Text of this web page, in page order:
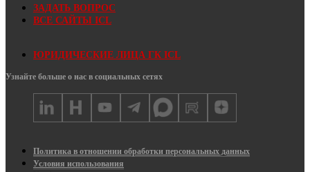
ЗАДАТЬ ВОПРОС
ВСЕ САЙТЫ ICL
ЮРИДИЧЕСКИЕ ЛИЦА ГК ICL
Узнайте больше о нас в социальных сетях
Политика в отношении обработки персональных данных
Условия использования